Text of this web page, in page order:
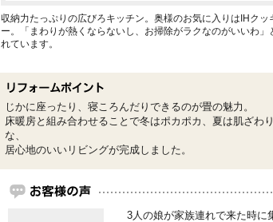
収納力たっぷりの広びろキッチン。奥様のお気に入りはIHクッ
ー。「まわりが熱くならないし、お掃除がラクなのがいいわ」
れています。
じかに座ったり、寝ころんだりできるのが畳の魅力。
床暖房と組み合わせることで冬はポカポカ、夏は肌ざわ
な、
居心地のいいリビングが完成しました。
3人の娘が家族連れで来た時に